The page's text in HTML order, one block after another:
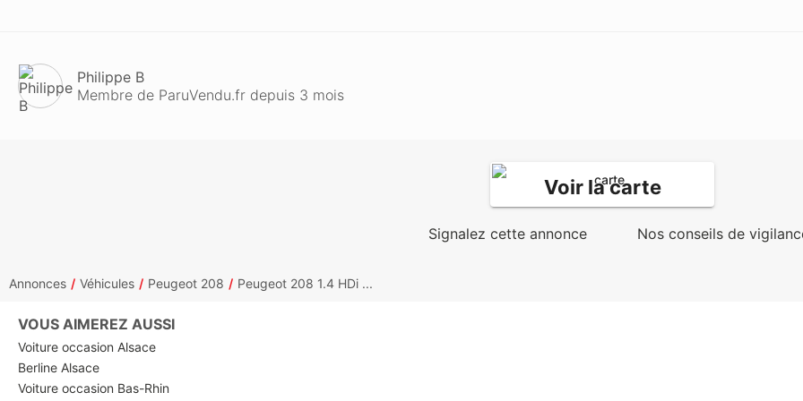
Philippe B
Membre de ParuVendu.fr depuis 3 mois
Voir la carte
Signalez cette annonce Nos conseils de
Annonces Véhicules Peugeot 208 Peugeot 208 1.4 HDi ...
VOUS AIMEREZ AUSSI
Voiture occasion Alsace
Berline Alsace
Voiture occasion Bas-Rhin